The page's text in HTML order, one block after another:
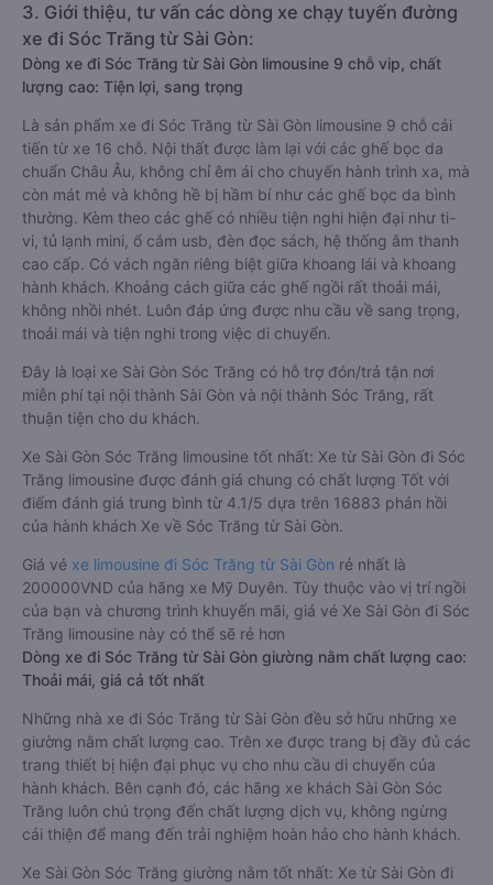
3. Giới thiệu, tư vấn các dòng xe chạy tuyến đường
xe đi Sóc Trăng từ Sài Gòn:
Dòng xe đi Sóc Trăng từ Sài Gòn limousine 9 chỗ vip, chất
lượng cao: Tiện lợi, sang trọng
Là sản phẩm xe đi Sóc Trăng từ Sài Gòn limousine 9 chỗ cải
tiến từ xe 16 chỗ. Nội thất được làm lại với các ghế bọc da
chuẩn Châu Âu, không chỉ êm ái cho chuyến hành trình xa, mà
còn mát mẻ và không hề bị hầm bí như các ghế bọc da bình
thường. Kèm theo các ghế có nhiều tiện nghi hiện đại như ti-
vi, tủ lạnh mini, ổ cắm usb, đèn đọc sách, hệ thống âm thanh
cao cấp. Có vách ngăn riêng biệt giữa khoang lái và khoang
hành khách. Khoảng cách giữa các ghế ngồi rất thoải mái,
không nhồi nhét. Luôn đáp ứng được nhu cầu về sang trọng,
thoải mái và tiện nghi trong việc di chuyển.
Đây là loại xe Sài Gòn Sóc Trăng có hỗ trợ đón/trả tận nơi
miễn phí tại nội thành Sài Gòn và nội thành Sóc Trăng, rất
thuận tiện cho du khách.
Xe Sài Gòn Sóc Trăng limousine tốt nhất: Xe từ Sài Gòn đi Sóc
Trăng limousine được đánh giá chung có chất lượng Tốt với
điểm đánh giá trung bình từ 4.1/5 dựa trên 16883 phản hồi
của hành khách Xe về Sóc Trăng từ Sài Gòn.
Giá vé xe limousine đi Sóc Trăng từ Sài Gòn rẻ nhất là
200000VND của hãng xe Mỹ Duyên. Tùy thuộc vào vị trí ngồi
của bạn và chương trình khuyến mãi, giá vé Xe Sài Gòn đi Sóc
Trăng limousine này có thể sẽ rẻ hơn
Dòng xe đi Sóc Trăng từ Sài Gòn giường nằm chất lượng cao:
Thoải mái, giá cả tốt nhất
Những nhà xe đi Sóc Trăng từ Sài Gòn đều sở hữu những xe
giường nằm chất lượng cao. Trên xe được trang bị đầy đủ các
trang thiết bị hiện đại phục vụ cho nhu cầu di chuyển của
hành khách. Bên cạnh đó, các hãng xe khách Sài Gòn Sóc
Trăng luôn chú trọng đến chất lượng dịch vụ, không ngừng
cải thiện để mang đến trải nghiệm hoàn hảo cho hành khách.
Xe Sài Gòn Sóc Trăng giường nằm tốt nhất: Xe từ Sài Gòn đi